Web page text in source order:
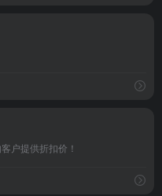
户提供折扣价！